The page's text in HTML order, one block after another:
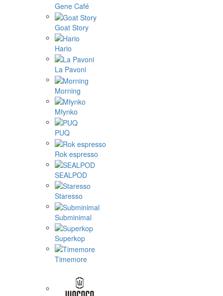
Gene Café
Goat Story
Hario
La Pavoni
Morning
Młynko
PUQ
Rok espresso
SEALPOD
Staresso
Subminimal
Superkop
Timemore